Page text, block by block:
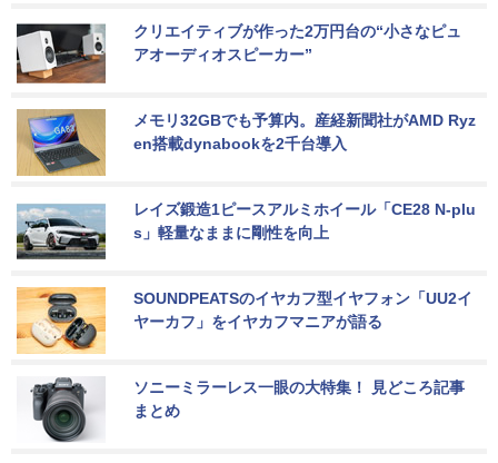
クリエイティブが作った2万円台の“小さなピュ
アオーディオスピーカー”
メモリ32GBでも予算内。産経新聞社がAMD Ryz
en搭載dynabookを2千台導入
レイズ鍛造1ピースアルミホイール「CE28 N-plu
s」軽量なままに剛性を向上
SOUNDPEATSのイヤカフ型イヤフォン「UU2イ
ヤーカフ」をイヤカフマニアが語る
ソニーミラーレス一眼の大特集！ 見どころ記事
まとめ